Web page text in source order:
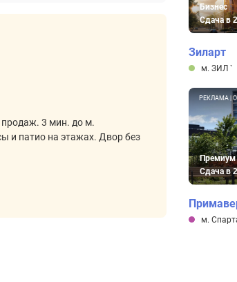
продаж. 3 мин. до м.
и патио на этажах. Двор без
Бизнес
Сдача в
Зиларт
м. ЗИЛ `
РЕКЛАМА |
Премиум
Сдача в
м.